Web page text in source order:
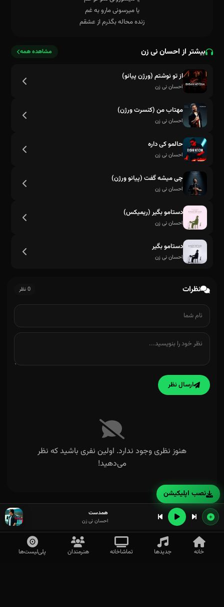
زنده محاله بگذرم از عشقم
بیشتر از احسان نی زن مشاهده همه
از تو نوشتم (ورژن پیانو)
احسان نی زن
مهتاب من (کنسرت ورژن)
احسان نی زن
حالمو کی داره
احسان نی زن
چی میشه گفت (پیانو ورژن)
احسان نی زن
دستامو بگیر (ریمیکس)
احسان نی زن
دستامو بگیر
احسان نی زن
نظرات 0 نظر
ارسال نظر
هنوز نظری وجود ندارد. اولین نفری باشید که نظر
می‌دهید!
همدست
احسان نی زن
خانه جدیدها تماشاخانه هنرمندان پلی‌لیست‌ها
نصب اپلیکیشن